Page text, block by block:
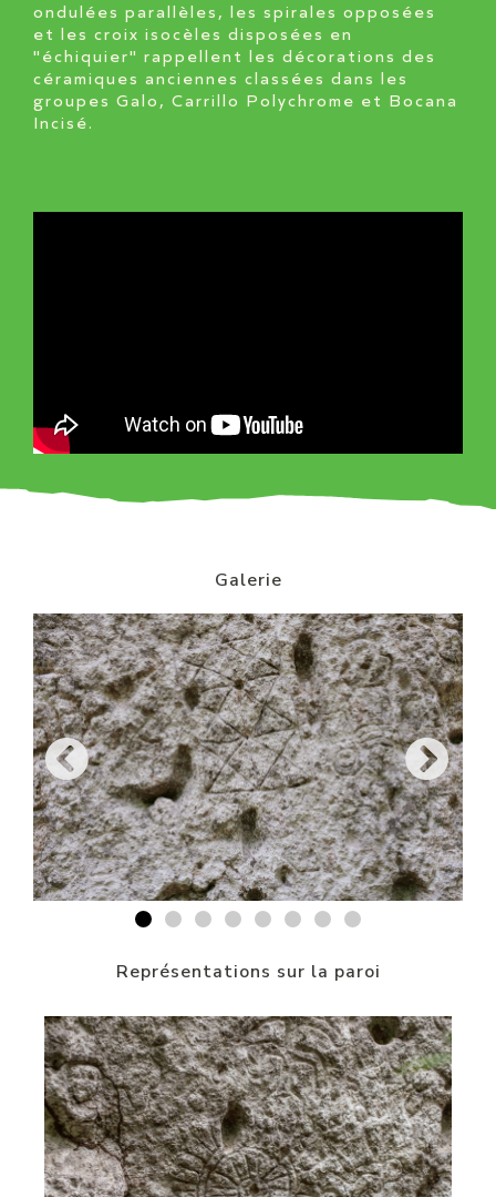
ondulées parallèles, les spirales opposées
et les croix isocèles disposées en
"échiquier" rappellent les décorations des
céramiques anciennes classées dans les
groupes Galo, Carrillo Polychrome et Bocana
Incisé.
Galerie
Représentations sur la paroi